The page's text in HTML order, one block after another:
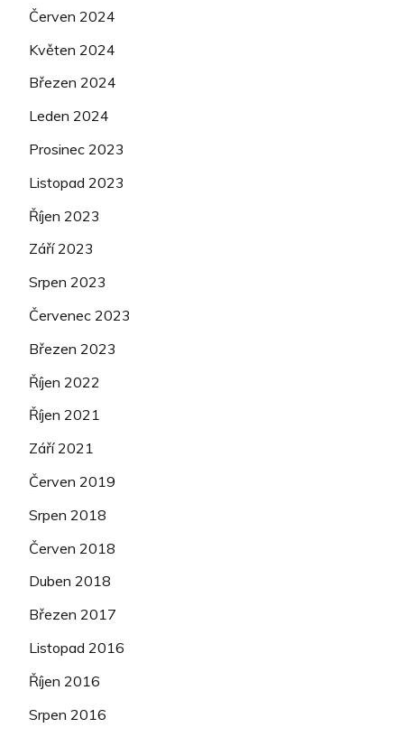
Červen 2024
Květen 2024
Březen 2024
Leden 2024
Prosinec 2023
Listopad 2023
Říjen 2023
Září 2023
Srpen 2023
Červenec 2023
Březen 2023
Říjen 2022
Říjen 2021
Září 2021
Červen 2019
Srpen 2018
Červen 2018
Duben 2018
Březen 2017
Listopad 2016
Říjen 2016
Srpen 2016